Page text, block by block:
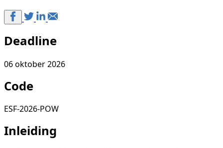
Deadline
06 oktober 2026
Code
ESF-2026-POW
Inleiding